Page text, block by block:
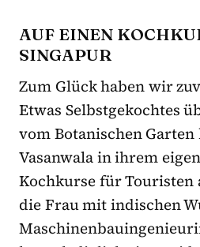
AUF EINEN
SINGAPUR
Zum Glück haben wir
Etwas Selbstgekochtes
vom Botanischen Garten
Vasanwala in ihrem
Kochkurse für Touristen
die Frau mit indischen